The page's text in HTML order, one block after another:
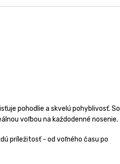
pohodlie a skvelú pohyblivosť. So
voľbou na každodenné nosenie.
príležitosť - od voľného času po